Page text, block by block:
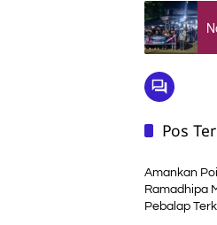
Pos
Headline
Amankan
Ramadhipa
Pebalap